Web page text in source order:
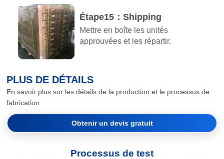
Étape15：Shipping
Mettre en boîte les unités
approuvées et les répartir.
PLUS DE DÉTAILS
En savoir plus sur les détails de la production et le processus de
fabrication
Obtenir un devis gratuit
Processus de test